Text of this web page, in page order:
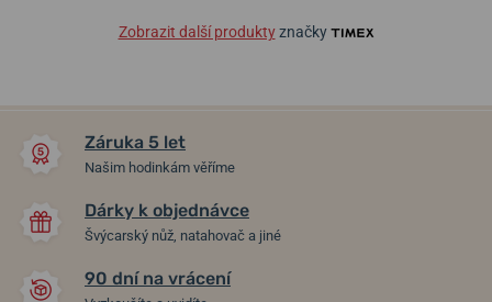
Zobrazit další produktyznačky
Záruka 5 let
Našim hodinkám věříme
Dárky k objednávce
Švýcarský nůž, natahovač a jiné
90 dní na vrácení